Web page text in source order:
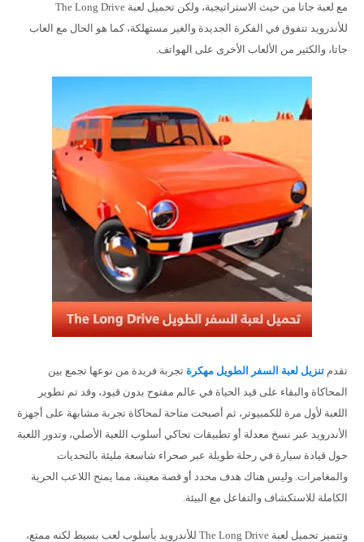
مع لعبة جاتا من حيث الاستراتيجية، ولكن تحميل لعبة The Long Drive
للأندرويد تتفوق في الفكرة الجديدة والغير مستهلكة، كما هو الحال مع العاب
جاتا، والكثير من الألعاب الأخرى على الهواتف.
تقدم تنزيل لعبة السفر الطويل مهكرة تجربة فريدة من نوعها تجمع بين
المحاكاة والبقاء على قيد الحياة في عالم مفتوح بدون قيود، وقد تم تطوير
اللعبة لأول مرة للكمبيوتر، ثم أصبحت متاحة لمحاكاة تجربة مشابهة على أجهزة
الأندرويد عبر نسخ معدلة أو تطبيقات تحاكي أسلوب اللعبة الأصلي، وتدور اللعبة
حول قيادة سيارة في رحلة طويلة عبر صحراء شاسعة مليئة بالتحديات
والمغامرات. وليس هناك هدف محدد أو قصة معينة، مما يمنح اللاعب الحرية
الكاملة للاستكشاف والتفاعل مع البيئة.
وتتميز تحميل لعبة The Long Drive للأندرويد بأسلوب لعب بسيط لكنه ممتع،